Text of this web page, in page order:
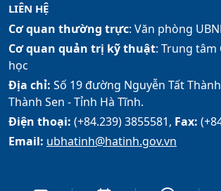
LIÊN HỆ
Cơ quan thường trực: Văn phòng
Cơ quan quản trị kỹ thuật: Trung tâm
học
Địa chỉ: Số 19 đường Nguyễn Tất
Thành Sen - Tỉnh Hà Tĩnh.
Điện thoại: (+84.239) 3855581, Fax:
Email: ubhatinh@hatinh.gov.vn